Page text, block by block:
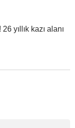
yıllık kazı alanı